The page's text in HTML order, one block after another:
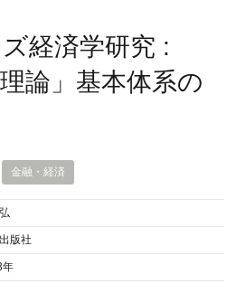
経済学研究 :
理論」基本体系の
金融・経済
版社
年